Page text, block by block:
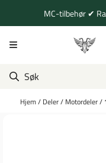
Hopp til innholdMC-tilbehør ✔
Hjem/ Deler/ Motordeler/